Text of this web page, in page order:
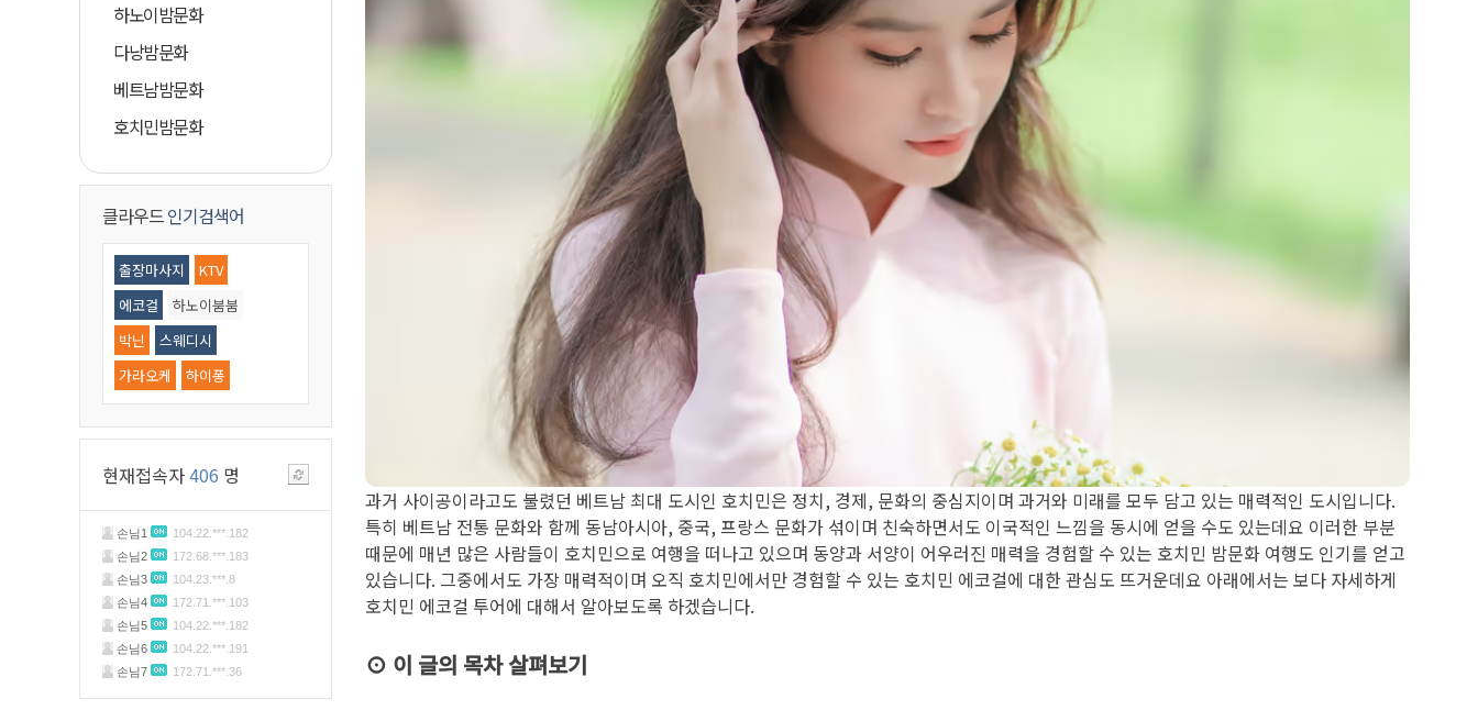
하노이밤문화
다낭밤문화
베트남밤문화
호치민밤문화
클라우드인기검색어
출장마사지
KTV
에코걸
하노이붐붐
박닌
스웨디시
가라오케
하이퐁
황제골프
마사지
현재접속자406 명
과거 사이공이라고도 불렸던 베트남 최대 도시인 호치민은 정치, 경제, 문화의 중심지이며 과거와 미래를 모두 담고 있는 매력적인 도시입니다.
특히 베트남 전통 문화와 함께 동남아시아, 중국, 프랑스 문화가 섞이며 친숙하면서도 이국적인 느낌을 동시에 얻을 수도 있는데요 이러한 부분
때문에 매년 많은 사람들이 호치민으로 여행을 떠나고 있으며 동양과 서양이 어우러진 매력을 경험할 수 있는 호치민 밤문화 여행도 인기를 얻고
있습니다. 그중에서도 가장 매력적이며 오직 호치민에서만 경험할 수 있는 호치민 에코걸에 대한 관심도 뜨거운데요 아래에서는 보다 자세하게
호치민 에코걸 투어에 대해서 알아보도록 하겠습니다.
⊙ 이 글의 목차 살펴보기